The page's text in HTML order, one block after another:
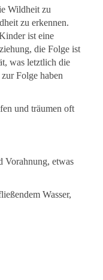
Wildheit zu
zu erkennen.
ist eine
die Folge ist
was letztlich die
Folge haben
und träumen oft
Vorahnung, etwas
Wasser,